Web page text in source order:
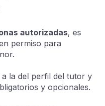
autorizadas, es
permiso para
la del perfil del tutor y
y opcionales.